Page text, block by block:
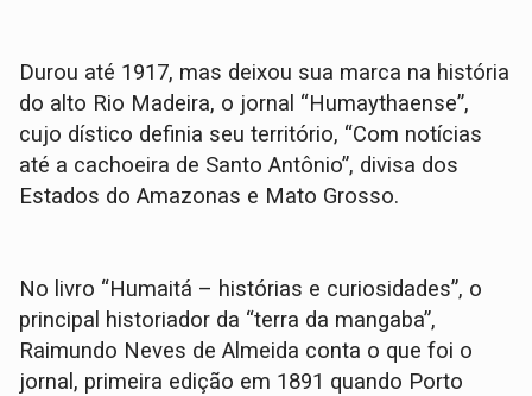
Durou até 1917, mas deixou sua marca na história
do alto Rio Madeira, o jornal “Humaythaense”,
cujo dístico definia seu território, “Com notícias
até a cachoeira de Santo Antônio”, divisa dos
Estados do Amazonas e Mato Grosso.
No livro “Humaitá – histórias e curiosidades”, o
principal historiador da “terra da mangaba”,
Raimundo Neves de Almeida conta o que foi o
jornal, primeira edição em 1891 quando Porto